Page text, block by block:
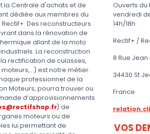
la Centrale d'achats et de
dédiée aux membres du
Des reconstructeurs
dans la rénovation de
allant de la moto
La reconstruction
rectification de culasses,
est notre métier.
professionnel de la
Moteurs, pourra trouver ou
d’approvisionnements
) de
moteurs ou de
lui permettant de
Ouverts du
vendredi
14h/18h
Rectif+ /
8 Rue
34430 St
France
VOS